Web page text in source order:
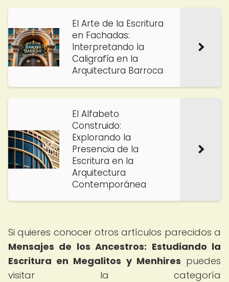
El Arte de la Escritura
en Fachadas:
Interpretando la
Caligrafía en la
Arquitectura Barroca
El Alfabeto
Construido:
Explorando la
Presencia de la
Escritura en la
Arquitectura
Contemporánea
Si quieres conocer otros artículos parecidos a
Mensajes de los Ancestros: Estudiando la
Escritura en Megalitos y Menhires puedes
visitar la categoría